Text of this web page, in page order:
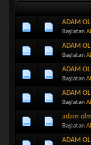
ADAM
Başlatan
ADAM
Başlatan
ADAM
Başlatan
ADAM
Başlatan
adam
Başlatan
ADAM